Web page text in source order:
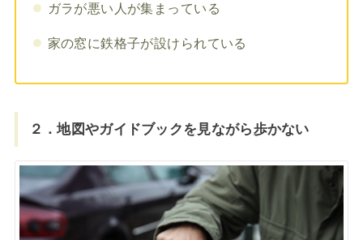
ガラが悪い人が集まっている
家の窓に鉄格子が設けられている
２．地図やガイドブックを見ながら歩かない